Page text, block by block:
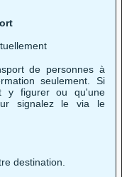
de personnes à
seulement. Si
y figurer ou qu'une
signalez le via le
destination.